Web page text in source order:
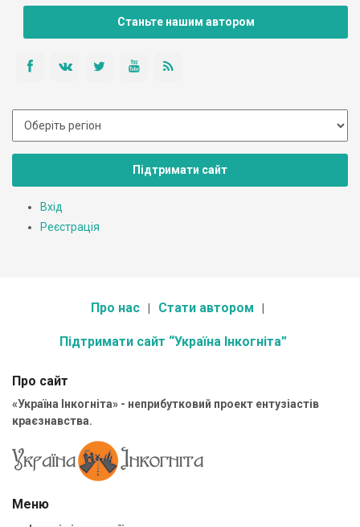
Станьте нашим автором
Підтримати сайт
Вхід
Реєстрація
Про нас Стати автором
Підтримати сайт “Україна Інкогніта”
Про сайт
«Україна Інкогніта» - неприбутковий проект ентузіастів
краєзнавства.
Меню